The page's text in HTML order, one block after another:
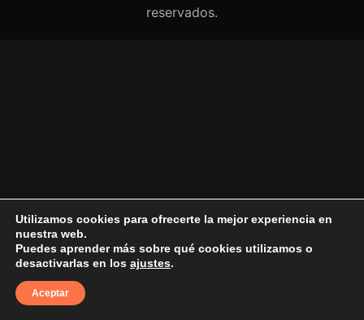
reservados.
Utilizamos cookies para ofrecerte la mejor experiencia en
nuestra web.
Puedes aprender más sobre qué cookies utilizamos o
desactivarlas en los ajustes.
Aceptar